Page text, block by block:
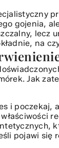
tatuażu?
gojenia,
lecz
na
Jak
i poczekaj,
pojawi